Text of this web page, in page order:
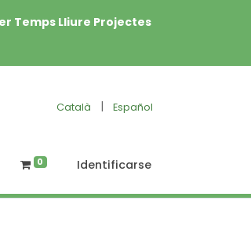
Temps Lliure Projectes
Català | Español
0 Identificarse